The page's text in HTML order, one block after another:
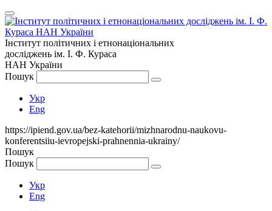
Інститут політичних і етнонаціональних
досліджень ім. І. Ф. Кураса
НАН України
Пошук
Укр
Eng
https://ipiend.gov.ua/bez-katehorii/mizhnarodnu-naukovu-
konferentsiiu-ievropejski-prahnennia-ukrainy/
Пошук
Пошук
Укр
Eng